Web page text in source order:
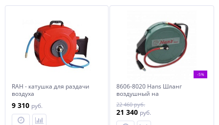
RAH - катушка для раздачи
воздуха
9 310 руб.
-5%
8606-8020 Hans Шланг
воздушный на
самоскручивающейся
катушке 8х12х20 м
22 460 руб.
21 340 руб.